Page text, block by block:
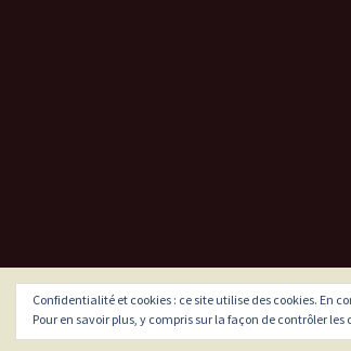
Fièrement propulsé par
Confidentialité et cookies : ce site utilise des cookies. En
Pour en savoir plus, y compris sur la façon de contrôler